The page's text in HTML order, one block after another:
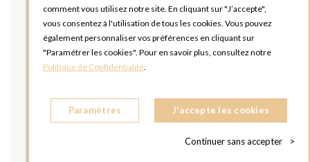
comment vous utilisez notre site. En cliquant sur "J’accepte",
vous consentez à l'utilisation de tous les cookies. Vous pouvez
également personnaliser vos préférences en cliquant sur
"Paramétrer les cookies". Pour en savoir plus, consultez notre
Politique de Confidentialité.
Paramètres J'accepte les cookies
Continuer sans accepter >